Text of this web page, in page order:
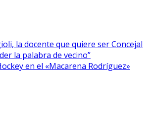
la docente que quiere ser Concejal
la palabra de vecino”
en el «Macarena Rodríguez»